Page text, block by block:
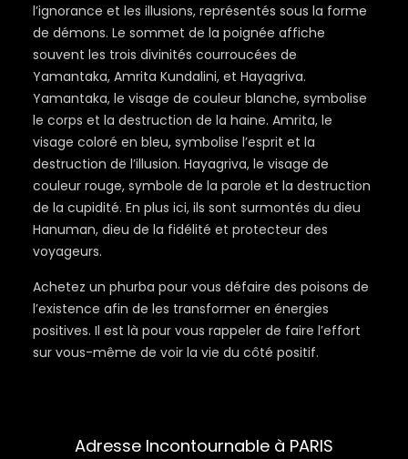
l’ignorance et les illusions, représentés sous la forme
de démons. Le sommet de la poignée affiche
souvent les trois divinités courroucées de
Yamantaka, Amrita Kundalini, et Hayagriva.
Yamantaka, le visage de couleur blanche, symbolise
le corps et la destruction de la haine. Amrita, le
visage coloré en bleu, symbolise l’esprit et la
destruction de l’illusion. Hayagriva, le visage de
couleur rouge, symbole de la parole et la destruction
de la cupidité. En plus ici, ils sont surmontés du dieu
Hanuman, dieu de la fidélité et protecteur des
voyageurs.
Achetez un phurba pour vous défaire des poisons de
l’existence afin de les transformer en énergies
positives. Il est là pour vous rappeler de faire l’effort
sur vous-même de voir la vie du côté positif.
Adresse Incontournable à PARIS